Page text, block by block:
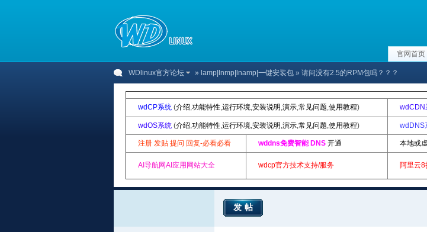
官网首页
WDlinux官方论坛 » lamp|lnmp|lnamp|一键安装包 » 请问没有2.5的RPM包吗？？？
wdCP系统 (介绍,功能特性,运行环境,安装说明 ,演示,常见问题,使用教程) wdCDN
wdOS系统 (介绍,功能特性,运行环境,安装说明 ,演示,常见问题,使用教程) wdDNS
注册 发贴 提问 回复-必看必看 wddns免费智能 DNS 开通 本地或
AI导航网AI应用网站大全 wdcp官方技术支持/服务 阿里云
发帖